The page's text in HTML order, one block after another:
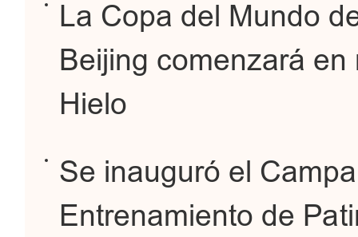
La Copa del Mundo
Beijing comenzará
Hielo
Se inauguró el
Entrenamiento de